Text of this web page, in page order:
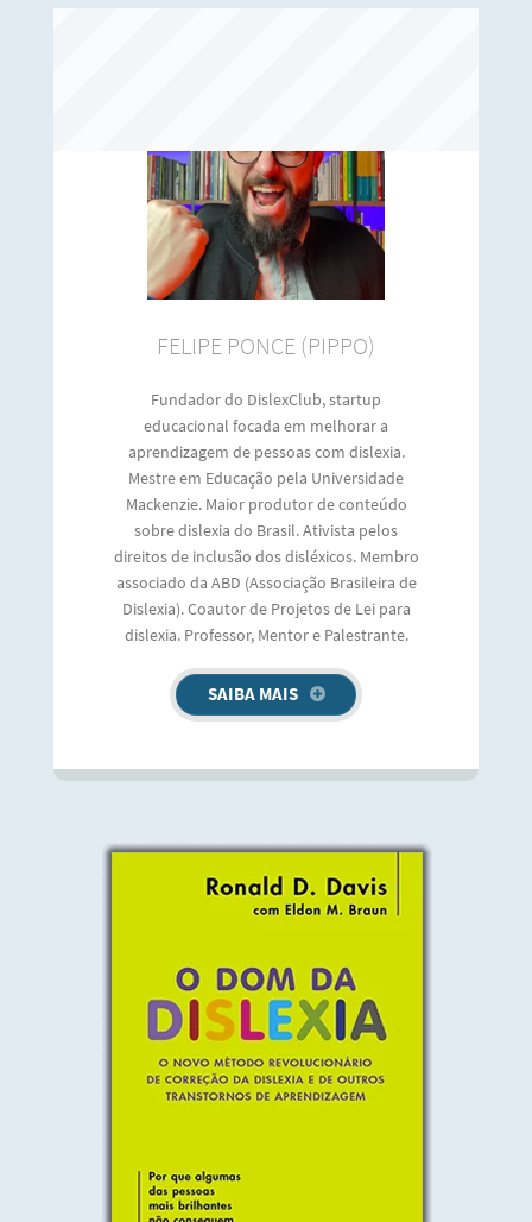
FELIPE PONCE (PIPPO)
Fundador do DislexClub, startup
educacional focada em melhorar a
aprendizagem de pessoas com dislexia.
Mestre em Educação pela Universidade
Mackenzie. Maior produtor de conteúdo
sobre dislexia do Brasil. Ativista pelos
direitos de inclusão dos disléxicos. Membro
associado da ABD (Associação Brasileira de
Dislexia). Coautor de Projetos de Lei para
dislexia. Professor, Mentor e Palestrante.
SAIBA MAIS